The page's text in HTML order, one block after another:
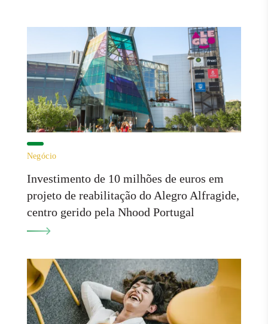
Negócio
Investimento de 10 milhões de euros em
projeto de reabilitação do Alegro Alfragide,
centro gerido pela Nhood Portugal